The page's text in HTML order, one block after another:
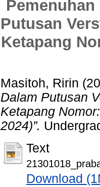
Putusan
Ketapang
Masitoh, Ririn
Dalam Putusan
Ketapang
2024)”.
Text
Download